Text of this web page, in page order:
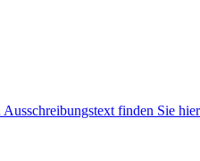
Ausschreibungstext finden Sie